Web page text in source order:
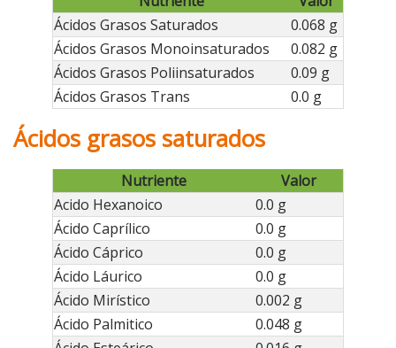
Ácidos Grasos Saturados
0.068 g
Ácidos Grasos Monoinsaturados
0.082 g
Ácidos Grasos Poliinsaturados
0.09 g
Ácidos Grasos Trans
0.0 g
Ácidos grasos saturados
Nutriente
Valor
Acido Hexanoico
0.0 g
Ácido Caprílico
0.0 g
Ácido Cáprico
0.0 g
Ácido Láurico
0.0 g
Ácido Mirístico
0.002 g
Ácido Palmitico
0.048 g